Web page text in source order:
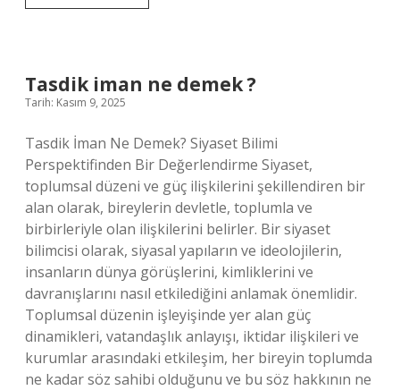
isim
?
Tasdik iman ne demek ?
Tarih: Kasım 9, 2025
Tasdik İman Ne Demek? Siyaset Bilimi
Perspektifinden Bir Değerlendirme Siyaset,
toplumsal düzeni ve güç ilişkilerini şekillendiren bir
alan olarak, bireylerin devletle, toplumla ve
birbirleriyle olan ilişkilerini belirler. Bir siyaset
bilimcisi olarak, siyasal yapıların ve ideolojilerin,
insanların dünya görüşlerini, kimliklerini ve
davranışlarını nasıl etkilediğini anlamak önemlidir.
Toplumsal düzenin işleyişinde yer alan güç
dinamikleri, vatandaşlık anlayışı, iktidar ilişkileri ve
kurumlar arasındaki etkileşim, her bireyin toplumda
ne kadar söz sahibi olduğunu ve bu söz hakkının ne